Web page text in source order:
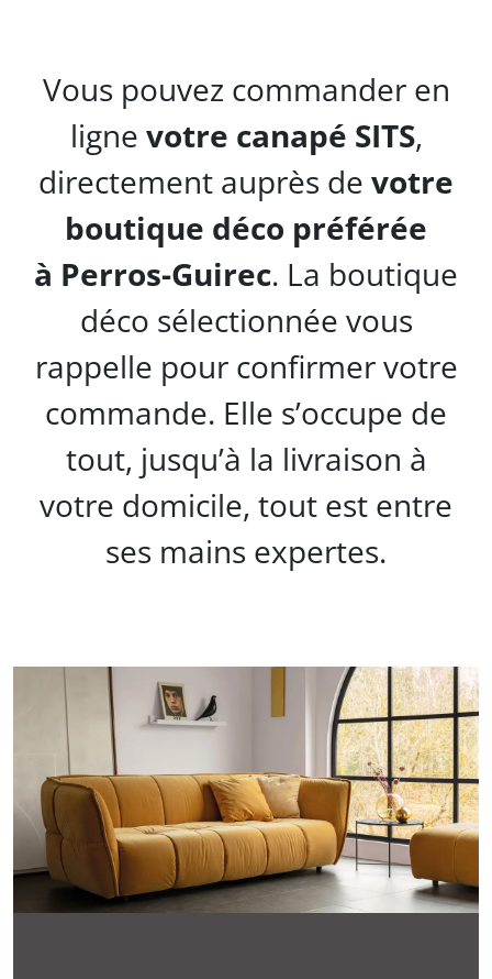
Vous pouvez commander en
ligne votre canapé SITS,
directement auprès de votre
boutique déco préférée
à Perros-Guirec. La boutique
déco sélectionnée vous
rappelle pour confirmer votre
commande. Elle s’occupe de
tout, jusqu’à la livraison à
votre domicile, tout est entre
ses mains expertes.